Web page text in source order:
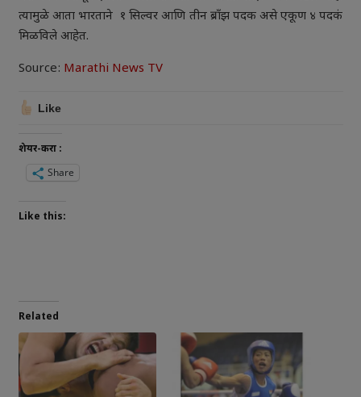
त्यामुळे आता भारताने १ सिल्वर आणि तीन ब्राँझ पदक असे एकूण ४ पदकं
मिळविले आहेत.
Source: Marathi News TV
Like
शेयर-करा :
Share
Like this:
Related